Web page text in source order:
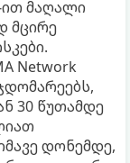
ით მაღალი
მცირე
Network
30 წუთამდე
დონემდე,